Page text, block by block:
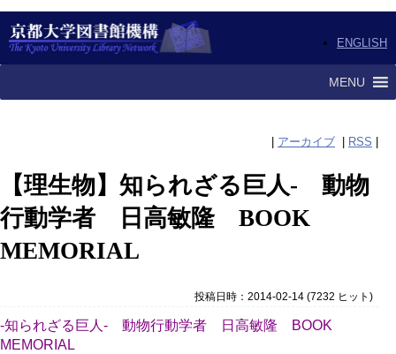
ENGLISH
MENU
アーカイブ RSS
【理生物】知られざる巨人- 動物
行動学者 日高敏隆 BOOK
MEMORIAL
投稿日時：2014-02-14(7232 ヒット )
-知られざる巨人- 動物行動学者 日高敏隆 BOOK
MEMORIAL